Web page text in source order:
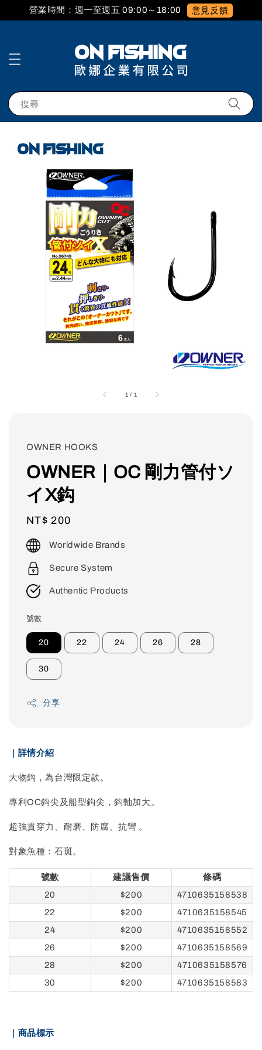
營業時間：週一至週五 09:00～18:00 意見反饋
搜尋
1 / 1
OWNER HOOKS
OWNER｜OC 剛力管付ソ
イX鈎
Regular
price
NT$ 200
Worldwide Brands
Secure System
Authentic Products
號數
20 22 24 26 28
30
分享
｜詳情介紹
大物鈎，為台灣限定款。
專利OC鈎尖及船型鈎尖，鈎軸加大。
超強貫穿力、耐磨、防腐、抗彎 。
對象魚種：石斑。
號數 建議售價
條碼
20
$200
4710635158538
22
$200
4710635158545
24
$200
4710635158552
26
$200
4710635158569
28
$200
4710635158576
30
$200 4710635158583
｜商品標示